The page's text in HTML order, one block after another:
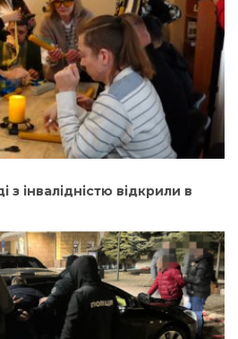
з інвалідністю відкрили в